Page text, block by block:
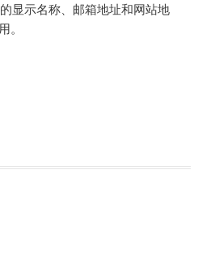
显示名称、邮箱地址和网站地
。